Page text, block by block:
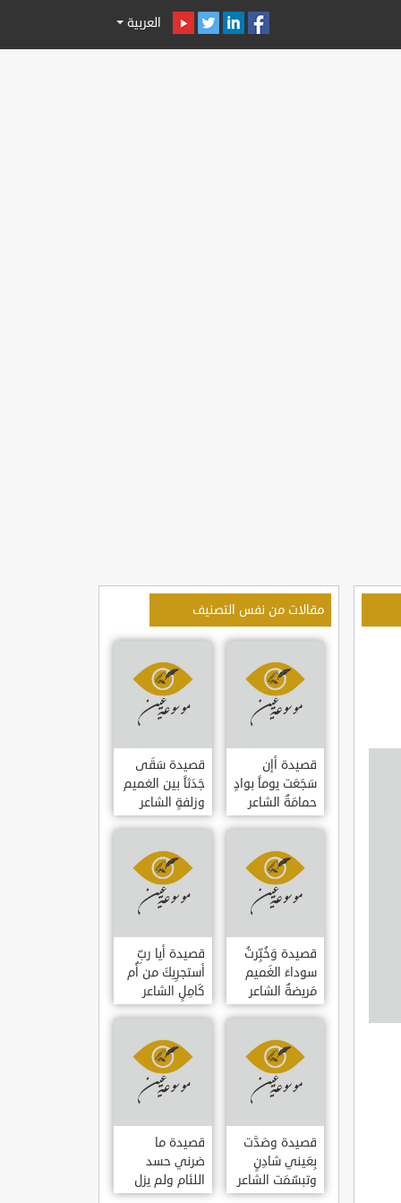
العربية
مقالات من نفس التصنيف
قصيدة أإن
سَجَعَت يوماً بوادٍ
حمامَةٌ الشاعر
العوام بن عقبة
قصيدة سَقَى
جَدَثاً بين الغميم
وزلفةٍ الشاعر
العوام بن عقبة
قصيدة وَخُبِّرتُ
سوداءَ الغَميم
مَريضةٌ الشاعر
العوام بن عقبة
قصيدة أيا ربِّ
أستجرِيكَ من أُم
كَامِلٍ الشاعر
العوام بن عقبة
قصيدة وصَدَّت
بِعَيني شادِنٍ
وتبسّمَت الشاعر
العوام بن عقبة
قصيدة ما
ضرني حسد
اللئام ولم يزل
الشاعر عمارة بن